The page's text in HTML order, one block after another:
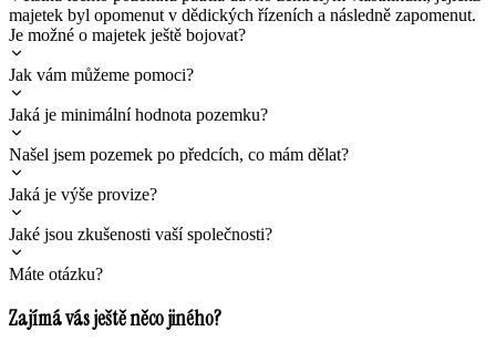
majetek byl opomenut v dědických řízeních a následně zapomenut.
Je možné o majetek ještě bojovat?
Jak vám můžeme pomoci?
Jaká je minimální hodnota pozemku?
Našel jsem pozemek po předcích, co mám dělat?
Jaká je výše provize?
Jaké jsou zkušenosti vaší společnosti?
Máte otázku?
Zajímá vás ještě něco jiného?